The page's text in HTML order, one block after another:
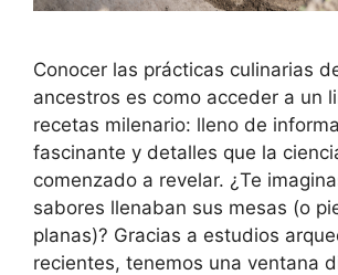
Conocer las prácticas culinarias
ancestros es como acceder a un
recetas milenario: lleno de
fascinante y detalles que la
comenzado a revelar. ¿Te
sabores llenaban sus mesas (o
planas)? Gracias a estudios
recientes, tenemos una ventana